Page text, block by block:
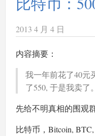
2013 4 月 4 日
内容摘要：
我一年前花了40元
了550, 于是我卖了。
先给不明真相的围观
比特币，Bitcoin,